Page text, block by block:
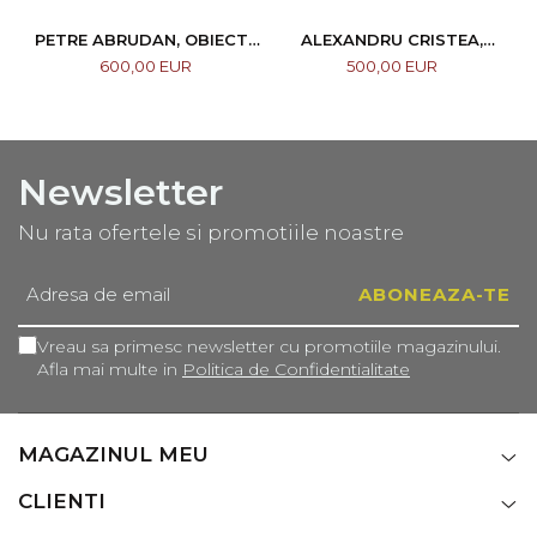
PETRE ABRUDAN, OBIECTE
CASNICE, 1967
600,00 EUR
ALEXANDRU CRISTEA,
COMPOZIȚIE
500,00 EUR
Newsletter
Nu rata ofertele si promotiile noastre
Vreau sa primesc newsletter cu promotiile magazinului.
Afla mai multe in Politica de Confidentialitate
MAGAZINUL MEU
CLIENTI